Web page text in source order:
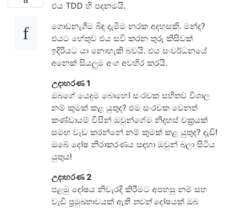
එය TDD හි පදනමයි.
ගොඩනැගීම බිඳ දැමීම නරක අදහසකි. මන්ද?
එයට හේතුව එය සවි කරන තුරු කිසිවක්
ඉදිරියට යා නොහැකි බවයි. එය සංවර්ධනයේ
අනෙක් සියලුම අංග අවහිර කරයි.
උදාහරණ 1
ඔබගේ යෙදුම බොහෝ සංරචක සහිතව විශාල
නම් කුමක් කළ යුතුද? එම සංරචක වෙනත්
කණ්ඩායම් විසින් ඔවුන්ගේම නිදහස් චක්‍රයක්
සමඟ වැඩ කරන්නේ නම් කුමක් කළ යුතුද? දැඩි!
ඔබේ දෝෂ නිරාකරණය සඳහා ඔවුන් බලා සිටිය
යුතුය!
උදාහරණ 2
පළමු දෝෂය නිවැරදි කිරීමට අපහසු නම් සහ
වැඩි ප්‍රමුඛතාවයක් ඇති තවත්දෝෂයක් ඔබ